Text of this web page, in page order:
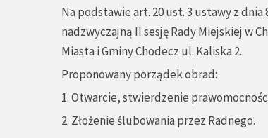
Na podstawie art. 20 ust. 3 ustawy z dnia
nadzwyczajną II sesję Rady Miejskiej w
Miasta i Gminy Chodecz ul. Kaliska 2.
Proponowany porządek obrad:
1. Otwarcie, stwierdzenie
2. Złożenie ślubowania przez Radnego.